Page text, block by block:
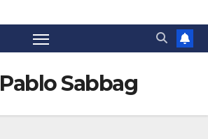
Pablo Sabbag